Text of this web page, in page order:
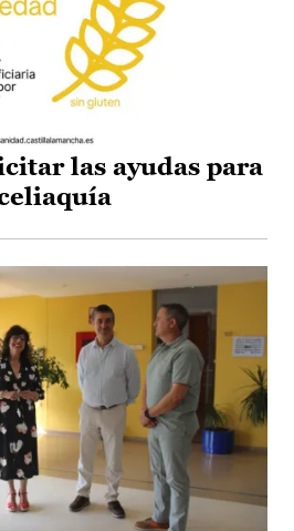
las ayudas para